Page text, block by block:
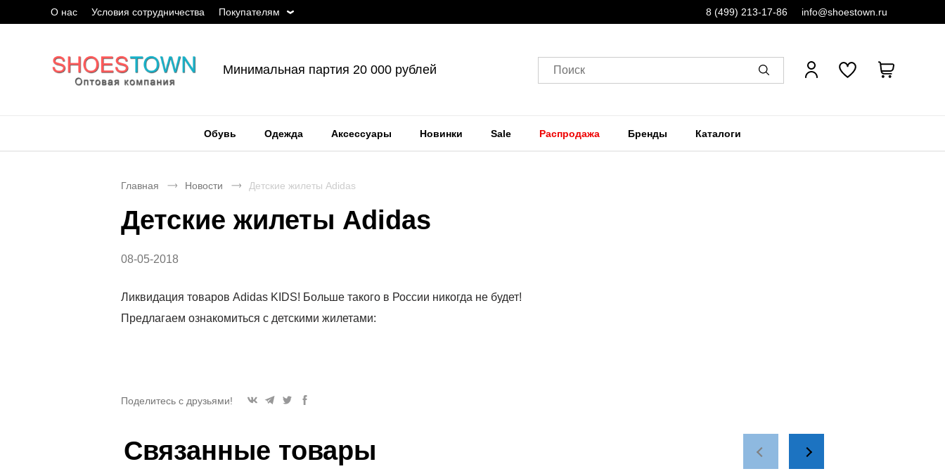
О нас Условия сотрудничества Покупателям 8 (499) 213-17-86 info@shoestown.ru
Минимальная партия 20 000 рублей Поиск
Обувь Одежда Аксессуары Новинки Sale Распродажа Бренды Каталоги
Главная Новости Детские жилеты Adidas
Детские жилеты Adidas
08-05-2018
Ликвидация товаров Adidas KIDS! Больше такого в России никогда не будет!
Предлагаем ознакомиться с детскими жилетами:
Поделитесь с друзьями!
Связанные товары